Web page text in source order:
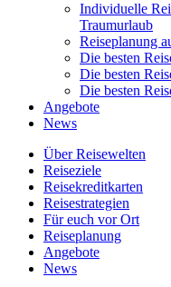
Individuelle
Traumurlaub
Reiseplanung
Die besten
Die besten
Die besten
Angebote
News
Über Reisewelten
Reiseziele
Reisekreditkarten
Reisestrategien
Für euch vor Ort
Reiseplanung
Angebote
News